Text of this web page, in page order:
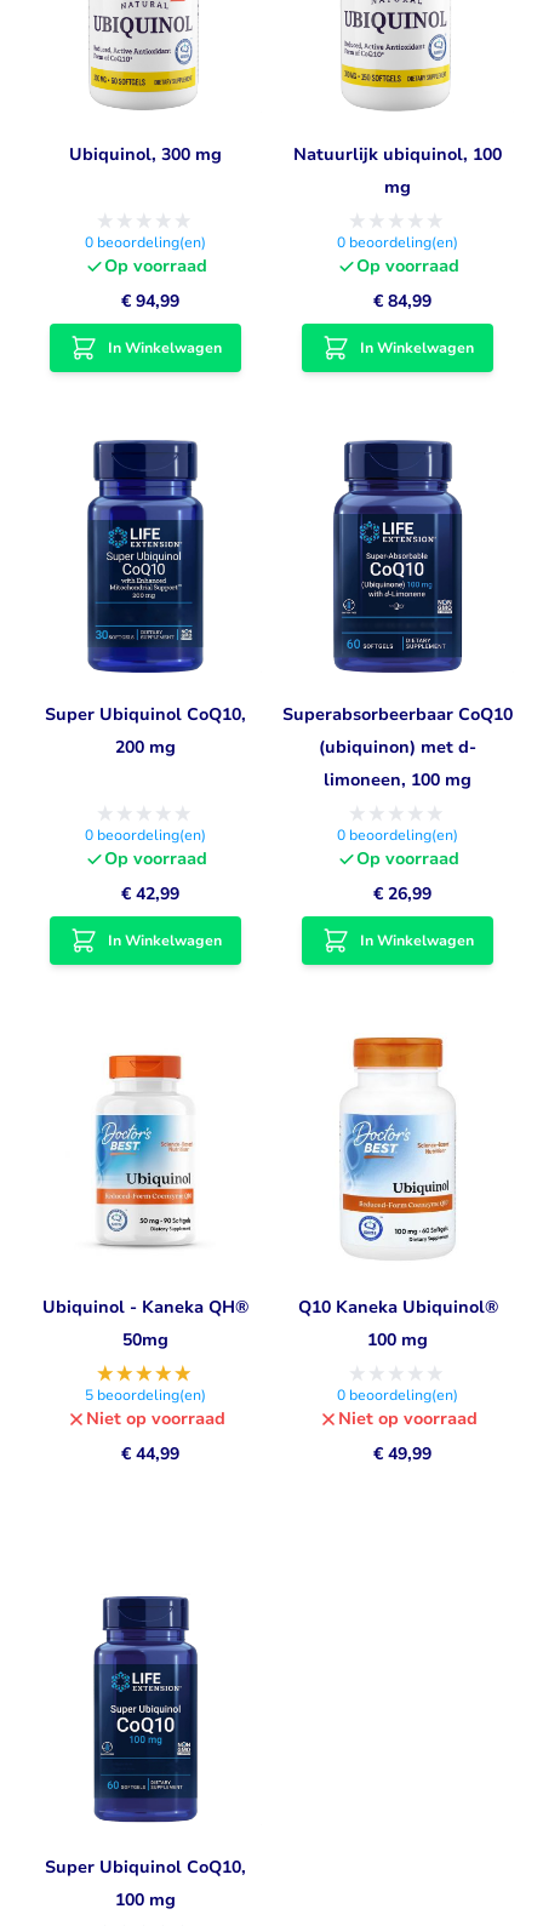
Ubiquinol, 300 mg
0 beoordeling(en)
Op voorraad
€ 94,99
In Winkelwagen
Natuurlijk ubiquinol, 100
mg
0 beoordeling(en)
Op voorraad
€ 84,99
In Winkelwagen
Super Ubiquinol CoQ10,
200 mg
0 beoordeling(en)
Op voorraad
€ 42,99
In Winkelwagen
Superabsorbeerbaar CoQ10
(ubiquinon) met d-
limoneen, 100 mg
0 beoordeling(en)
Op voorraad
€ 26,99
In Winkelwagen
Ubiquinol - Kaneka QH®
50mg
5 beoordeling(en)
Niet op voorraad
€ 44,99
Q10 Kaneka Ubiquinol®
100 mg
0 beoordeling(en)
Niet op voorraad
€ 49,99
Super Ubiquinol CoQ10,
100 mg